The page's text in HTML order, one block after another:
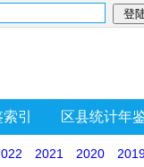
引 区县统计年
2021 2020